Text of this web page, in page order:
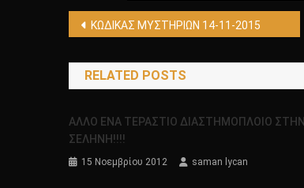
Πλοήγηση
άρθρων
KΩΔΙΚΑΣ ΜΥΣΤΗΡΙΩΝ 14-11-2015
RELATED POSTS
ΑΛΛΟ ΕΝΑ ΤΕΡΑΣΤΙΟ ΔΙΑΣΤΗΜΟΠΛΟΙΟ ΣΤΗΝ
ΣΕΛΗΝΗ!!!!
15 Νοεμβρίου 2012 saman lycan